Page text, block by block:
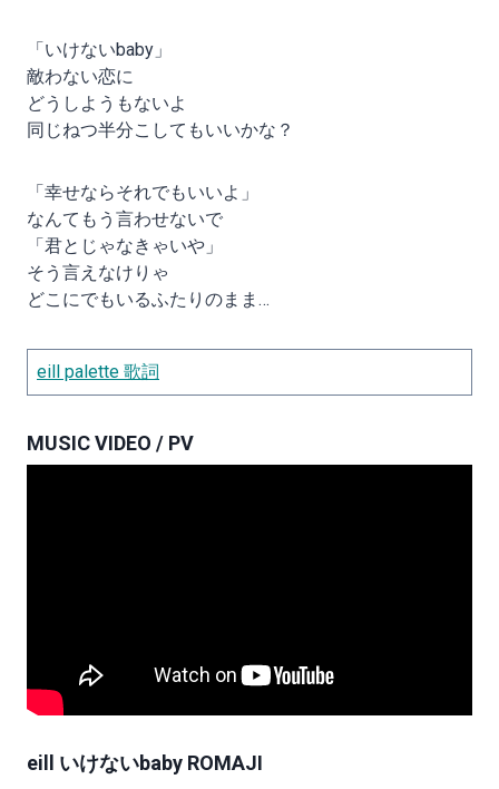
「いけないbaby」
敵わない恋に
どうしようもないよ
同じねつ半分こしてもいいかな？
「幸せならそれでもいいよ」
なんてもう言わせないで
「君とじゃなきゃいや」
そう言えなけりゃ
どこにでもいるふたりのまま…
eill palette 歌詞
MUSIC VIDEO / PV
eill いけないbaby ROMAJI